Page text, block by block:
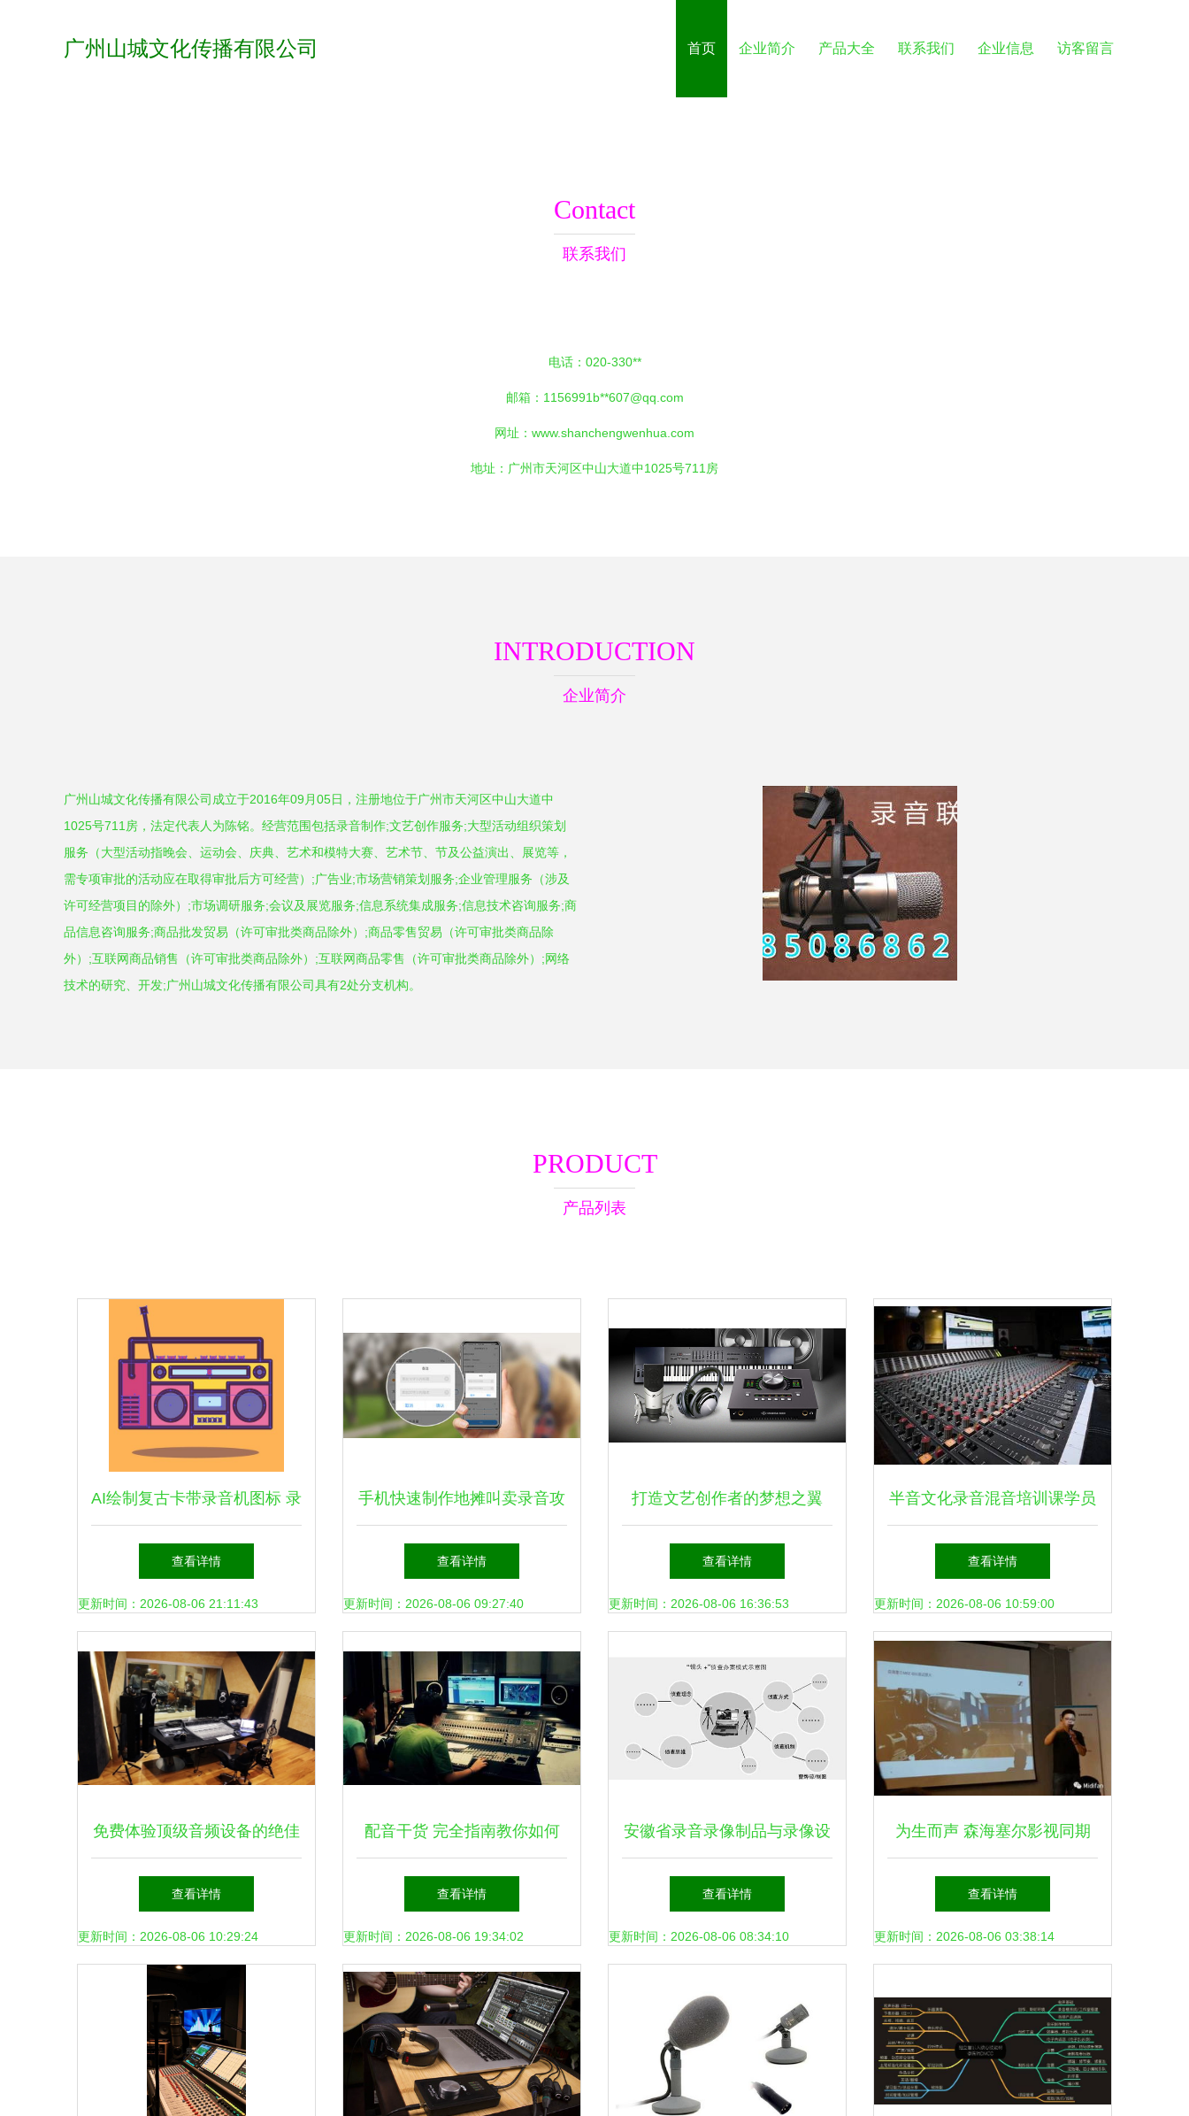
广州山城文化传播有限公司 首页 企业简介 产品大全 联系我们 企业信息 访客留言
Contact
联系我们
电话：020-330**
邮箱：1156991b**607@qq.com
网址： www.shanchengwenhua.com
地址：广州市天河区中山大道中1025号711房
INTRODUCTION
企业简介
广州山城文化传播有限公司成立于2016年09月05日，注册地位于广州市天河区中山大道中
1025号711房，法定代表人为陈铭。经营范围包括录音制作;文艺创作服务;大型活动组织策划
服务（大型活动指晚会、运动会、庆典、艺术和模特大赛、艺术节、节及公益演出、展览等，
需专项审批的活动应在取得审批后方可经营）;广告业;市场营销策划服务;企业管理服务（涉及
许可经营项目的除外）;市场调研服务;会议及展览服务;信息系统集成服务;信息技术咨询服务;商
品信息咨询服务;商品批发贸易（许可审批类商品除外）;商品零售贸易（许可审批类商品除
外）;互联网商品销售（许可审批类商品除外）;互联网商品零售（许可审批类商品除外）;网络
技术的研究、开发;广州山城文化传播有限公司具有2处分支机构。
PRODUCT
产品列表
AI绘制复古卡带录音机图标 录
音制作的数字艺术复兴
查看详情
更新时间：2026-08-06 21:11:43
手机快速制作地摊叫卖录音攻
略 从编辑到效果一步直达
查看详情
更新时间：2026-08-06 09:27:40
打造文艺创作者的梦想之翼
阿波罗Twin x Duo声卡+森海
塞尔MK4麦克风+美奥多
编曲套装深度评测
查看详情
更新时间：2026-08-06 16:36:53
半音文化录音混音培训课学员
招募全案——为你开启录音
师、混音师、制作人的大门
查看详情
更新时间：2026-08-06 10:59:00
免费体验顶级音频设备的绝佳
机会 魔石录音棚邀您共享
Rupert Neve魅力
查看详情
更新时间：2026-08-06 10:29:24
配音干货 完全指南教你如何
选择合适的配音班
查看详情
更新时间：2026-08-06 19:34:02
安徽省录音录像制品与录像设
备管理暂行规定对文艺创作服
务的规范与意义
查看详情
更新时间：2026-08-06 08:34:10
为生而声 森海塞尔影视同期
录音设备体验侧记
查看详情
更新时间：2026-08-06 03:38:14